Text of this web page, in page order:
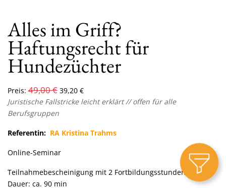
Alles im Griff?
Haftungsrecht für
Hundezüchter
Preis: 49,00€ 39,20 €
Juristische Fallstricke leicht erklärt // offen für alle
Berufsgruppen
Referentin: RA Kristina Trahms
Online-Seminar
Teilnahmebescheinigung mit 2 Fortbildungsstunden
Dauer: ca. 90 min